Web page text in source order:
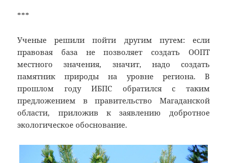
***
Ученые решили пойти другим путем: если
правовая база не позволяет создать ООПТ
местного значения, значит, надо создать
памятник природы на уровне региона. В
прошлом году ИБПС обратился с таким
предложением в правительство Магаданской
области, приложив к заявлению добротное
экологическое обоснование.